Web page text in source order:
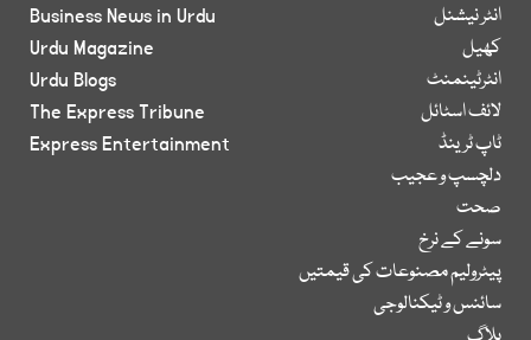
انٹر نیشنل
کھیل
انٹرٹینمنٹ
لائف اسٹائل
ٹاپ ٹرینڈ
دلچسپ و عجیب
صحت
سونے کے نرخ
پیٹرولیم مصنوعات کی قیمتیں
سائنس و ٹیکنالوجی
Business News in Urdu
Urdu Magazine
Urdu Blogs
The Express Tribune
Express Entertainment